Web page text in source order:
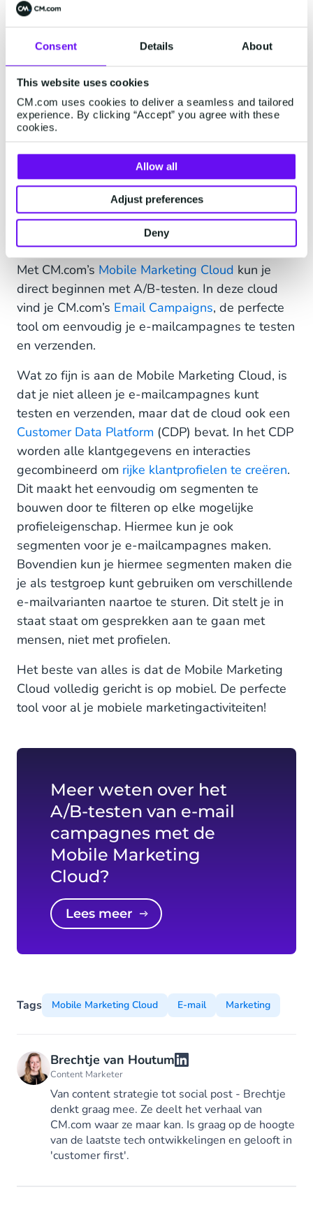
Consent Details About
This website uses cookies
CM.com uses cookies to deliver a seamless and tailored
experience. By clicking “Accept” you agree with these
cookies.
Allow all
Adjust preferences
Deny
een verhoogde CTR, kan dit het aantal
contactverzoeken verhogen die je
nieuwsbriefabonneesconverteren van lezers
naar leads.
Test je e-mails met de
Mobile Marketing Cloud
Nu je weet wat A/B-testen in e-mailmarketing is,
waarom het belangrijk is en welke elementen je
kunt testen, wil je waarschijnlijk het liefst meteen
Met CM.com’s Mobile Marketing Cloud kun je
direct beginnen met A/B-testen. In deze cloud
vind je CM.com’s Email Campaigns, de perfecte
tool om eenvoudig je e-mailcampagnes te testen
en verzenden.
Wat zo fijn is aan de Mobile Marketing Cloud, is
dat je niet alleen je e-mailcampagnes kunt
testen en verzenden, maar dat de cloud ook een
Customer Data Platform (CDP) bevat. In het CDP
worden alle klantgegevens en interacties
gecombineerd om rijke klantprofielen te creëren.
Dit maakt het eenvoudig om segmenten te
bouwen door te filteren op elke mogelijke
profieleigenschap. Hiermee kun je ook
segmenten voor je e-mailcampagnes maken.
Bovendien kun je hiermee segmenten maken die
je als testgroep kunt gebruiken om verschillende
e-mailvarianten naartoe te sturen. Dit stelt je in
staat staat om gesprekken aan te gaan met
mensen, niet met profielen.
Het beste van alles is dat de Mobile Marketing
Cloud volledig gericht is op mobiel. De perfecte
tool voor al je mobiele marketingactiviteiten!
Meer weten over het
A/B-testen van e-mail
campagnes met de
Mobile Marketing
Cloud?
Lees meer
Tags Mobile Marketing Cloud E-mail Marketing
Brechtje van Houtum
Content Marketer
Van content strategie tot social post - Brechtje
denkt graag mee. Ze deelt het verhaal van
CM.com waar ze maar kan. Is graag op de hoogte
van de laatste tech ontwikkelingen en gelooft in
'customer first'.